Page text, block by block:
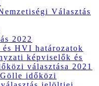
Választás
2022
HVI határozatok
képviselők és
választása 2021
időközi